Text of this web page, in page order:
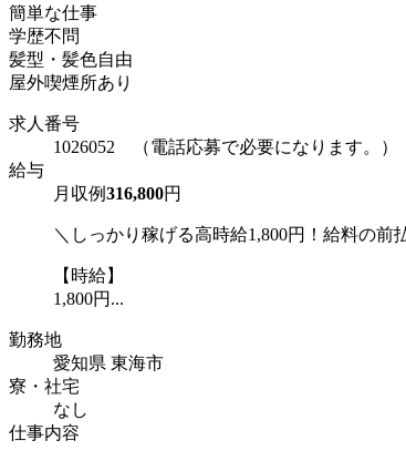
簡単な仕事
学歴不問
髪型・髪色自由
屋外喫煙所あり
求人番号
1026052 （電話応募で必要になります。）
給与
月収例316,800円
＼しっかり稼げる高時給1,800円！給料の
【時給】
1,800円...
勤務地
愛知県 東海市
寮・社宅
なし
仕事内容